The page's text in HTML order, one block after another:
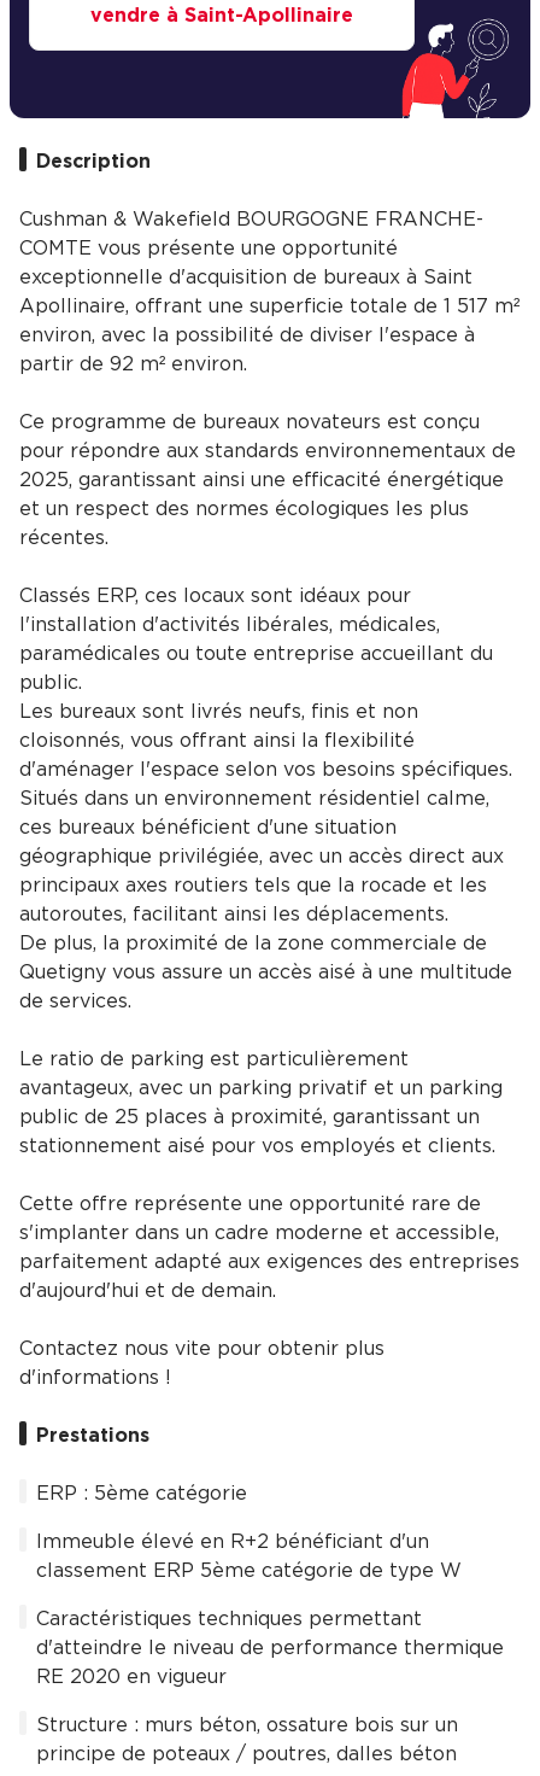
vendre à Saint-Apollinaire
Description
Cushman & Wakefield BOURGOGNE FRANCHE-
COMTE vous présente une opportunité
exceptionnelle d'acquisition de bureaux à Saint
Apollinaire, offrant une superficie totale de 1 517 m²
environ, avec la possibilité de diviser l'espace à
partir de 92 m² environ.
Ce programme de bureaux novateurs est conçu
pour répondre aux standards environnementaux de
2025, garantissant ainsi une efficacité énergétique
et un respect des normes écologiques les plus
récentes.
Classés ERP, ces locaux sont idéaux pour
l'installation d'activités libérales, médicales,
paramédicales ou toute entreprise accueillant du
public.
Les bureaux sont livrés neufs, finis et non
cloisonnés, vous offrant ainsi la flexibilité
d'aménager l'espace selon vos besoins spécifiques.
Situés dans un environnement résidentiel calme,
ces bureaux bénéficient d'une situation
géographique privilégiée, avec un accès direct aux
principaux axes routiers tels que la rocade et les
autoroutes, facilitant ainsi les déplacements.
De plus, la proximité de la zone commerciale de
Quetigny vous assure un accès aisé à une multitude
de services.
Le ratio de parking est particulièrement
avantageux, avec un parking privatif et un parking
public de 25 places à proximité, garantissant un
stationnement aisé pour vos employés et clients.
Cette offre représente une opportunité rare de
s'implanter dans un cadre moderne et accessible,
parfaitement adapté aux exigences des entreprises
d'aujourd'hui et de demain.
Contactez nous vite pour obtenir plus
d'informations !
Prestations
ERP : 5ème catégorie
Immeuble élevé en R+2 bénéficiant d'un
classement ERP 5ème catégorie de type W
Caractéristiques techniques permettant
d'atteindre le niveau de performance thermique
RE 2020 en vigueur
Structure : murs béton, ossature bois sur un
principe de poteaux / poutres, dalles béton